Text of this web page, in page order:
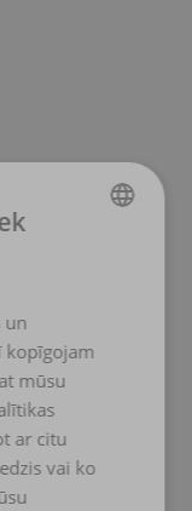
TRANSLATION
un
kopīgojam
mūsu
ar citu
vai ko